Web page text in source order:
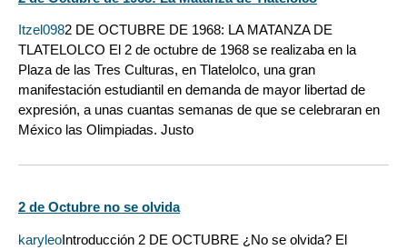
Itzel0982 DE OCTUBRE DE 1968: LA MATANZA DE
TLATELOLCO El 2 de octubre de 1968 se realizaba en la
Plaza de las Tres Culturas, en Tlatelolco, una gran
manifestación estudiantil en demanda de mayor libertad de
expresión, a unas cuantas semanas de que se celebraran en
México las Olimpiadas. Justo
2 de Octubre no se olvida
karyleoIntroducción 2 DE OCTUBRE ¿No se olvida? El